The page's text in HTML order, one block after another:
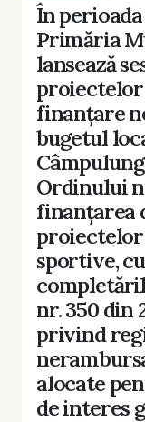
În perioada
Primăria
lansează
finanţare
bugetul
Ordinului
finanţarea
sportive,
nr. 350 din
privind
alocate
de interes